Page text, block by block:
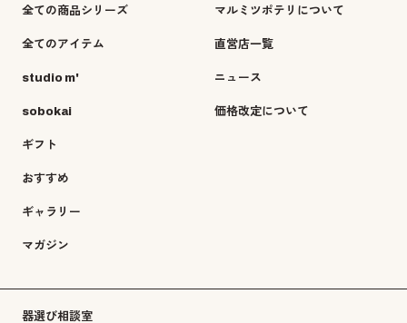
全ての商品シリーズ
全てのアイテム
studio m'
sobokai
ギフト
おすすめ
ギャラリー
マガジン
マルミツポテリについて
直営店一覧
ニュース
価格改定について
器選び相談室